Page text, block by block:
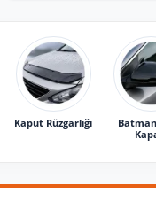
Kaput Rüzgarlığı